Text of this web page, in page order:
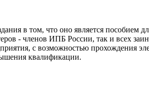
в том, что оно является пособием
- членов ИПБ России, так и всех
с возможностью прохождения
квалификации.